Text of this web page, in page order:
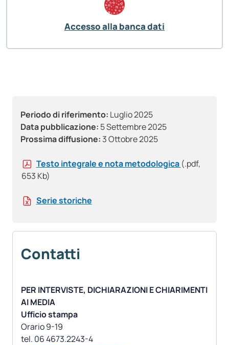
Periodo di riferimento: Luglio 2025
Data pubblicazione: 5 Settembre 2025
Prossima diffusione: 3 Ottobre 2025
Testo integrale e nota metodologica (.pdf,
653 Kb)
Serie storiche
Contatti
PER INTERVISTE, DICHIARAZIONI E CHIARIMENTI
AI MEDIA
Ufficio stampa
Orario 9-19
Accesso alla banca dati